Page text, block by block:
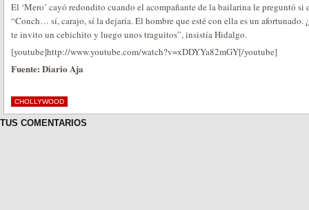
El ‘Mero’ cayó redondito cuando el acompañante de la bailarina le preguntó
“Conch… sí, carajo, sí la dejaría. El hombre que esté con ella es un afortunado.
te invito un cebichito y luego unos traguitos”, insistía Hidalgo.
[youtube]http://www.youtube.com/watch?v=xDDYYa82mGY[/youtube]
Fuente: Diario Aja
CHOLLYWOOD
TUS COMENTARIOS